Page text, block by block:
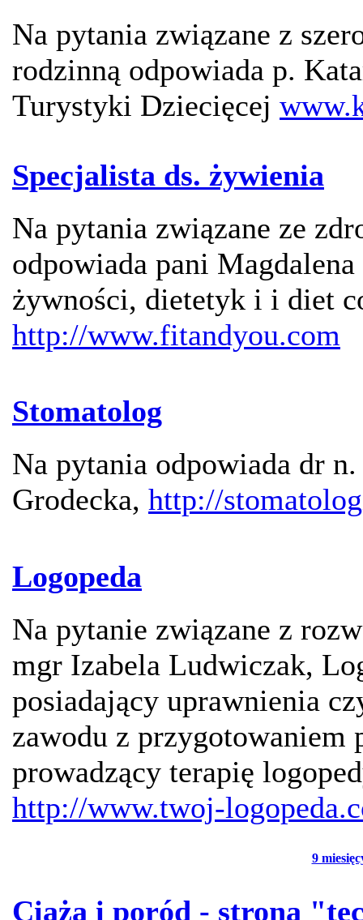
Na pytania związane z
rodzinną odpowiada p.
Turystyki Dziecięcej
Specjalista ds. żywienia
Na pytania związane ze
odpowiada pani
żywności, dietetyk i i diet
http://www.fitandyou.com
Stomatolog
Na pytania odpowiada dr
Grodecka, http://
Logopeda
Na pytanie związane z
mgr Izabela Ludwiczak,
posiadający uprawnienia
zawodu z przygotowaniem
prowadzący terapię
http://www.twoj-
9
Ciąża i poród - strona